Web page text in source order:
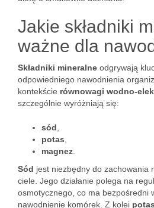
Jakie składniki
ważne dla
Składniki mineralne odgrywają
odpowiedniego nawodnienia
kontekście równowagi wodno-
szczególnie wyróżniają się:
sód
potas
magnez
Sód jest niezbędny do zachowania
ciele. Jego działanie polega na
osmotycznego, co ma bezpośredni
nawodnienie komórek. Z kolei potas